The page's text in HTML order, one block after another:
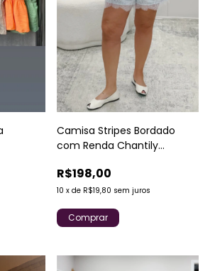
Camisa Stripes Bordado
com Renda Chantily
R$198,00
10 x de R$19,80 sem juros
Comprar